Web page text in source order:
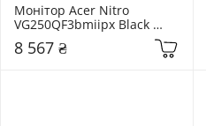
Монітор Acer Nitro
VG250QF3bmiipx Black
8 567 ₴